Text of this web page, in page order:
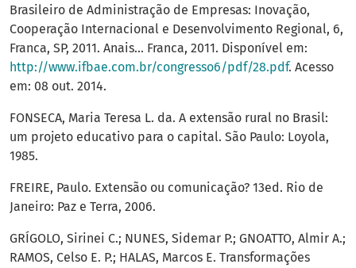
Brasileiro de Administração de Empresas: Inovação,
Cooperação Internacional e Desenvolvimento Regional, 6,
Franca, SP, 2011. Anais... Franca, 2011. Disponível em:
http://www.ifbae.com.br/congresso6/pdf/28.pdf. Acesso
em: 08 out. 2014.
FONSECA, Maria Teresa L. da. A extensão rural no Brasil:
um projeto educativo para o capital. São Paulo: Loyola,
1985.
FREIRE, Paulo. Extensão ou comunicação? 13ed. Rio de
Janeiro: Paz e Terra, 2006.
GRÍGOLO, Sirinei C.; NUNES, Sidemar P.; GNOATTO, Almir A.;
RAMOS, Celso E. P.; HALAS, Marcos E. Transformações